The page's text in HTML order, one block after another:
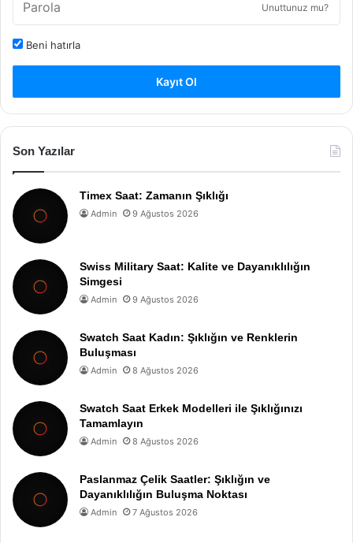
Unuttunuz mu?
Beni hatırla
Kayıt Ol
Son Yazılar
Timex Saat: Zamanın Şıklığı
Admin 9 Ağustos 2026
Swiss Military Saat: Kalite ve Dayanıklılığın
Simgesi
Admin 9 Ağustos 2026
Swatch Saat Kadın: Şıklığın ve Renklerin
Buluşması
Admin 8 Ağustos 2026
Swatch Saat Erkek Modelleri ile Şıklığınızı
Tamamlayın
Admin 8 Ağustos 2026
Paslanmaz Çelik Saatler: Şıklığın ve
Dayanıklılığın Buluşma Noktası
Admin 7 Ağustos 2026